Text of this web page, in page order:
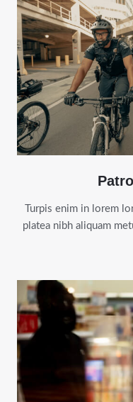
Turpis enim in lorem
platea nibh aliquam